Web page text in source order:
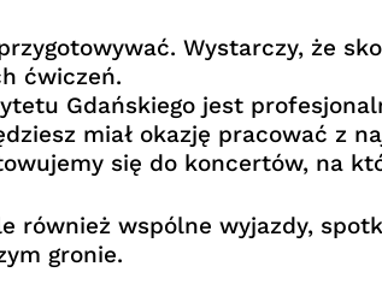
Wystarczy, że
ćwiczeń.
Gdańskiego jest
miał okazję pracować z
się do koncertów, na
również wspólne wyjazdy,
gronie.